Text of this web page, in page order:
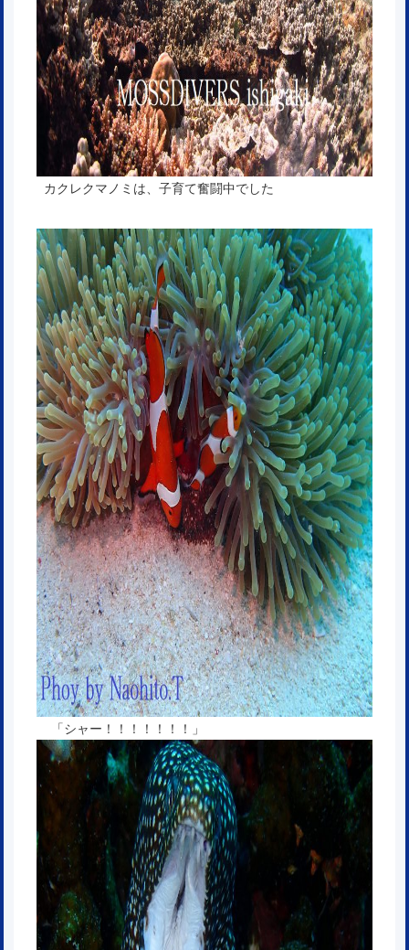
カクレクマノミは、子育て奮闘中でした
「シャー！！！！！！！」